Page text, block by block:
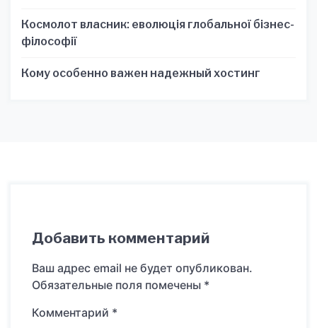
Космолот власник: еволюція глобальної бізнес-
філософії
Кому особенно важен надежный хостинг
Добавить комментарий
Ваш адрес email не будет опубликован.
Обязательные поля помечены *
Комментарий *